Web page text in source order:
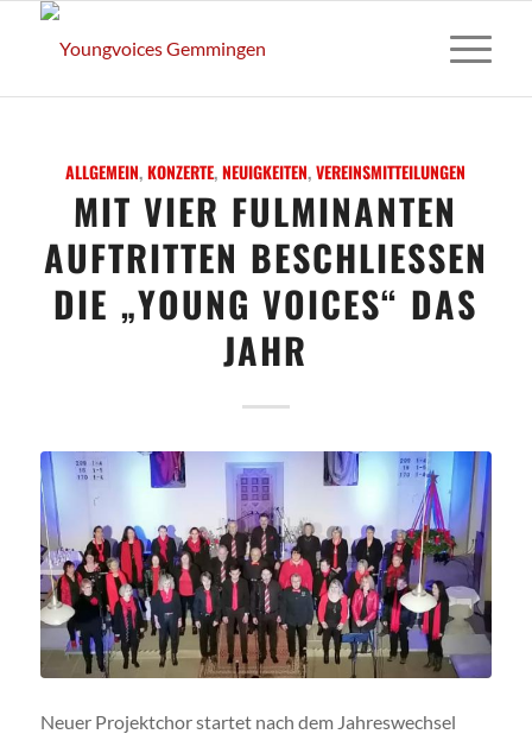
ALLGEMEIN,KONZERTE,NEUIGKEITEN,VEREINSMITTEILUNGEN
MIT VIER FULMINANTEN
AUFTRITTEN BESCHLIESSEN D
IE „YOUNG VOICES“ DAS J
AHR
Neuer Projektchor startet nach dem Jahreswechsel